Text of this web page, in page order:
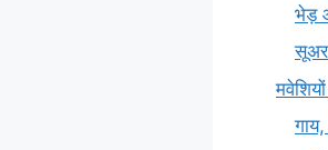
भेड़